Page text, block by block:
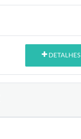
DETALHES